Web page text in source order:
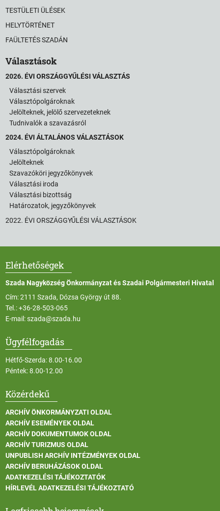
TESTÜLETI ÜLÉSEK
HELYTÖRTÉNET
FAÜLTETÉS SZADÁN
Választások
2026. ÉVI ORSZÁGGYŰLÉSI VÁLASZTÁS
Választási szervek
Választópolgároknak
Jelölteknek, jelölő szervezeteknek
Tudnivalók a szavazásról
2024. ÉVI ÁLTALÁNOS VÁLASZTÁSOK
Választópolgároknak
Jelölteknek
Szavazóköri jegyzőkönyvek
Választási iroda
Választási bizottság
Határozatok, jegyzőkönyvek
2022. ÉVI ORSZÁGGYŰLÉSI VÁLASZTÁSOK
Elérhetőségek
Szada Nagyközség Önkormányzat és Szadai Polgármesteri Hivatal
Cím: 2111 Szada, Dózsa György út 88.
Tel.:+36-28-503-065
E-mail:szada@szada.hu
Ügyfélfogadás
Hétfő-Szerda: 8.00-16.00
Péntek: 8.00-12.00
Közérdekű
ARCHÍV ÖNKORMÁNYZATI OLDAL
ARCHÍV ESEMÉNYEK OLDAL
ARCHÍV DOKUMENTUMOK OLDAL
ARCHÍV TURIZMUS OLDAL
UNPUBLISH ARCHÍV INTÉZMÉNYEK OLDAL
ARCHÍV BERUHÁZÁSOK OLDAL
ADATKEZELÉSI TÁJÉKOZTATÓK
HÍRLEVÉL ADATKEZELÉSI TÁJÉKOZTATÓ